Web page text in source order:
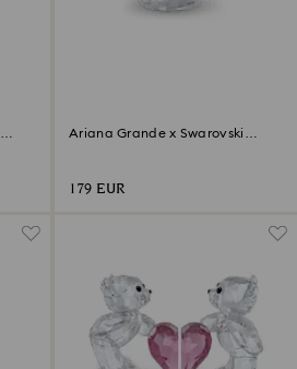
‎Ariana Grande x Swarovski
179 EUR